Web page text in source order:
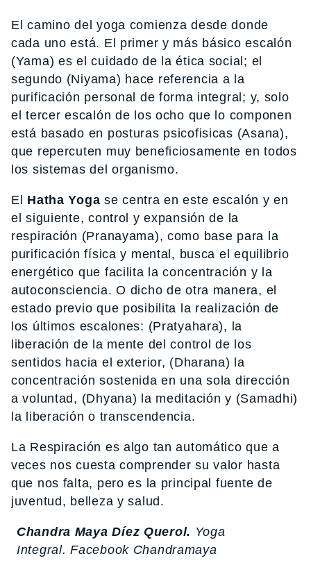
El camino del yoga comienza desde donde
cada uno está. El primer y más básico escalón
(Yama) es el cuidado de la ética social; el
segundo (Niyama) hace referencia a la
purificación personal de forma integral; y, solo
el tercer escalón de los ocho que lo componen
está basado en posturas psicofisicas (Asana),
que repercuten muy beneficiosamente en todos
los sistemas del organismo.
El Hatha Yoga se centra en este escalón y en
el siguiente, control y expansión de la
respiración (Pranayama), como base para la
purificación física y mental, busca el equilibrio
energético que facilita la concentración y la
autoconsciencia. O dicho de otra manera, el
estado previo que posibilita la realización de
los últimos escalones: (Pratyahara), la
liberación de la mente del control de los
sentidos hacia el exterior, (Dharana) la
concentración sostenida en una sola dirección
a voluntad, (Dhyana) la meditación y (Samadhi)
la liberación o transcendencia.
La Respiración es algo tan automático que a
veces nos cuesta comprender su valor hasta
que nos falta, pero es la principal fuente de
juventud, belleza y salud.
Chandra Maya Díez Querol. Yoga
Integral. Facebook Chandramaya